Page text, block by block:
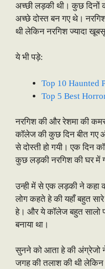
अच्छी लड़की थी। कुछ दिनों
अच्छे दोस्त बन गए थे।
थी लेकिन नरगिश ज्यादा
ये भी पड़े:
Top 10 Haunted
Top 5 Best
नरगिश की और रेशमा की
कॉलेज की कुछ दिन बीत गए
से दोस्ती हो गयी। एक दिन
कुछ लड़की नरगिश की घर में
उन्ही में से एक लड़की ने कहा
लोग कहते हे की यहाँ बहुत
हे। और ये कॉलेज बहुत सालो
बनाया था।
सुनने को आता हे की अंग्रेजो
जगह की तलाश की थी लेकिन